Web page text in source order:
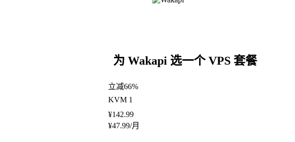
为 Wakapi 选一个 VPS 套餐
立减66%
KVM 1
¥142.99
¥47.99/月